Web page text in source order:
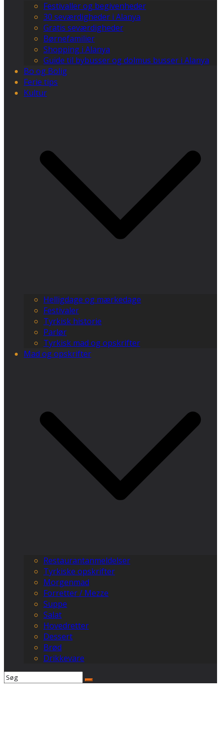
Festivaller og begivenheder
30 seværdigheder i Alanya
Gratis seværdigheder
Børnefamilier
Shopping i Alanya
Guide til bybusser og dolmus busser i Alanya
Bo og Bolig
Ferie tips
Kultur
Helligdage og mærkedage
Festivaler
Tyrkisk historie
Parlør
Tyrkisk mad og opskrifter
Mad og opskrifter
Restaurantanmeldelser
Tyrkiske opskrifter
Morgenmad
Forretter / Mezze
Suppe
Salat
Hovedretter
Dessert
Brød
Drikkevare